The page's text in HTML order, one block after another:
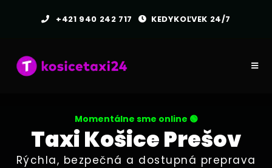
+421 940 242 717 KEDYKOĽVEK 24/7
Momentálne sme online 🟢
Taxi Košice Prešov
Rýchla, bezpečná a dostupná preprava